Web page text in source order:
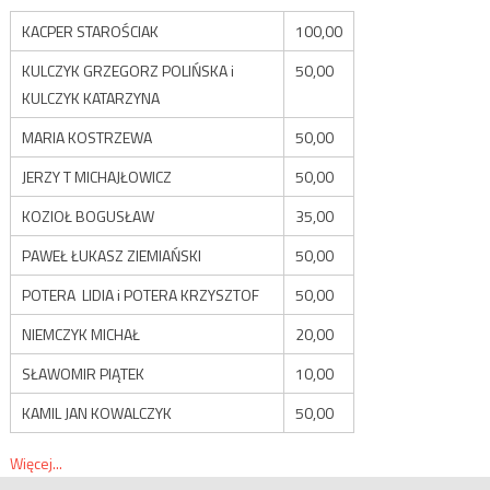
KACPER STAROŚCIAK
100,00
KULCZYK GRZEGORZ POLIŃSKA i
KULCZYK KATARZYNA
50,00
MARIA KOSTRZEWA
50,00
JERZY T MICHAJŁOWICZ
50,00
KOZIOŁ BOGUSŁAW
35,00
PAWEŁ ŁUKASZ ZIEMIAŃSKI
50,00
POTERA LIDIA i POTERA KRZYSZTOF
50,00
NIEMCZYK MICHAŁ
20,00
SŁAWOMIR PIĄTEK
10,00
KAMIL JAN KOWALCZYK
50,00
Więcej...